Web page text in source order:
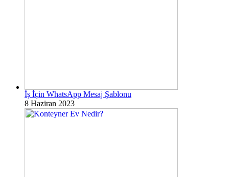
İş İçin WhatsApp Mesaj Şablonu
8 Haziran 2023